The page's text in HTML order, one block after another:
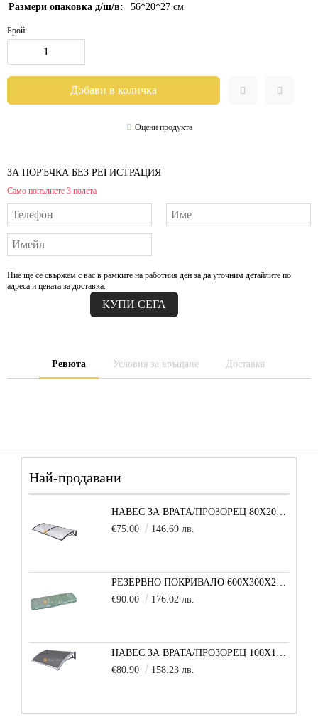
Размери опаковка д/ш/в: 56*20*27 см
Брой:
Оцени продукта
ЗА ПОРЪЧКА БЕЗ РЕГИСТРАЦИЯ
Само попълнете 3 полета
Ние ще се свържем с вас в рамките на работния ден за да уточним детайлите по
адреса и цената за доставка.
Ревюта Условия за връщане Доставка
Най-продавани
НАВЕС ЗА ВРАТА/ПРОЗОРЕЦ 80Х200 СМ, ЧЕРНО-ПРОЗРАЧНО
€75.00
146.69 лв.
€90.00
176.02 лв.
€80.90
158.23 лв.